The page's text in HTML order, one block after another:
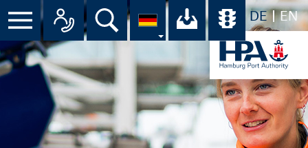
DE EN
Suche Ihr Download-